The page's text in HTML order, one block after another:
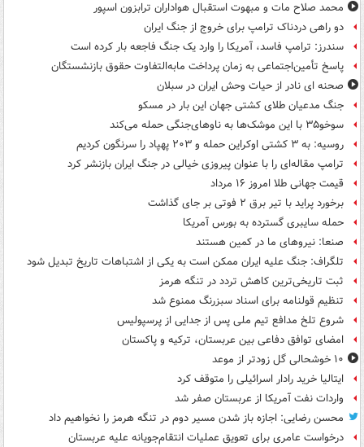
محمد صلاح مات و مبهوت استقبال هواداران ترابزون اسپور
دو راهی دردناک ترامپ برای خروج از جنگ ایران
سندرز: ترامپ فاسد، آمریکا را وارد یک جنگ فاجعه بار کرده است
پاسخ تأمین‌اجتماعی به زمان پرداخت مابه‌التفاوت حقوق بازنشستگان
صحنه ای نادر از حیات وحش ایران در سبلان
جنگ مدعیان طلای کشتی جهان این بار در مسکو
سوخو۳۵ با این موشک‌ها به ناوهای‌جنگی حمله می‌کند
روسیه: به ۳ کشتی اوکراین حمله و ۲۰۳ پهپاد را سرنگون کردیم
ترامپ مقاله‌ای را با عنوان پیروزی خیالی در جنگ ایران بازنشر کرد
قیمت جهانی طلا امروز ۱۶ مرداد
برخورد پراید با تیر برق ۲ فوتی بر جای گذاشت
حمله سایبری گسترده به بورس آمریکا
صنعا: نیروهای ما در کمین‌ هستند
تلگراف: جنگ علیه ایران ممکن است به یکی از اشتباهات تاریخ تبدیل شود
ثبت تاریخی‌ترین کاهش تردد در تنگه هرمز
تنظیم قولنامه برای اسناد سبزرنگ ممنوع شد
شروع تلخ مدافع تیم ملی پس از جدایی از پرسپولیس
امضای توافق دفاعی بین عربستان، ترکیه و پاکستان
۱۰ خوشحالی گل زودتر از موعد
ایتالیا خرید رادار اسرائیلی را متوقف کرد
واردات نفت آمریکا از عربستان صفر شد
محسن رضایی: اجازه باز شدن مسیر دوم در تنگه هرمز را نخواهیم داد
درخواست عامری برای تعویق عملیات انتقام‌جویانه علیه عربستان